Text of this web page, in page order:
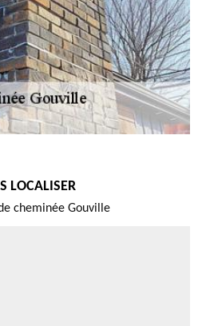
LOCALISER
cheminée Gouville